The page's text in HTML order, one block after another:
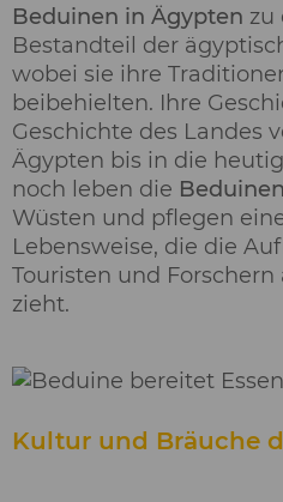
Beduinen in Ägypten zu
Bestandteil der
wobei sie ihre
beibehielten. Ihre
Geschichte des Landes
Ägypten bis in die
noch leben die
Wüsten und pflegen
Lebensweise, die die
Touristen und
zieht.
Kultur und Bräuche